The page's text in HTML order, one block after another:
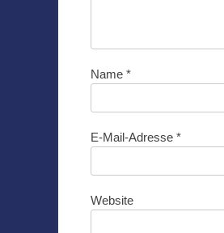
Name *
E-Mail-Adresse *
Website